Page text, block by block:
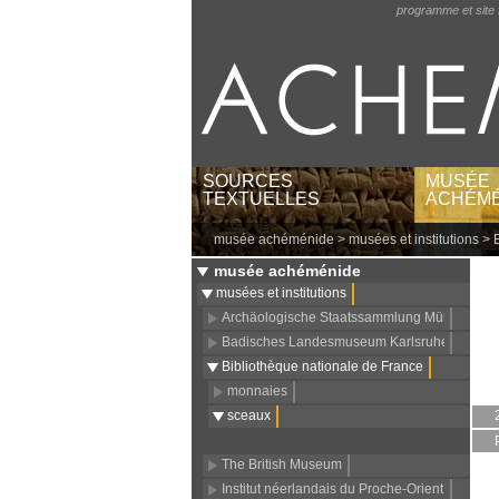
programme et site
SOURCES
TEXTUELLES
textes par langues et
écritures
textes par régions
textes babyloniens par
publications
MUSÉE
musées
musée achéménide >musées et institutions >
musée achéménide
musées et institutions
Archäologische Staatssammlung München
Badisches Landesmuseum Karlsruhe
Bibliothèque nationale de France
monnaies
sceaux
The British Museum
Institut néerlandais du Proche-Orient (NINO)